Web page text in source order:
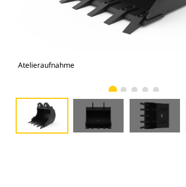
Atelieraufnahme